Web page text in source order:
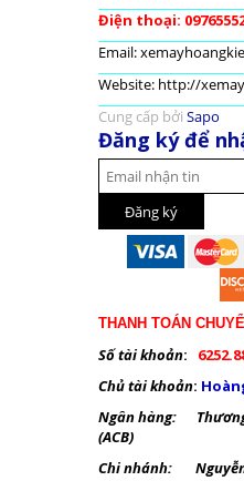
Điện thoại:
Email:
Website: http://
Cung cấp bởi Sapo
Đăng ký để
THANH TOÁN
Số tài khoản:
Chủ tài khoản:
Ngân hàng: Thương
(ACB)
Chi nhánh: Nguyễn